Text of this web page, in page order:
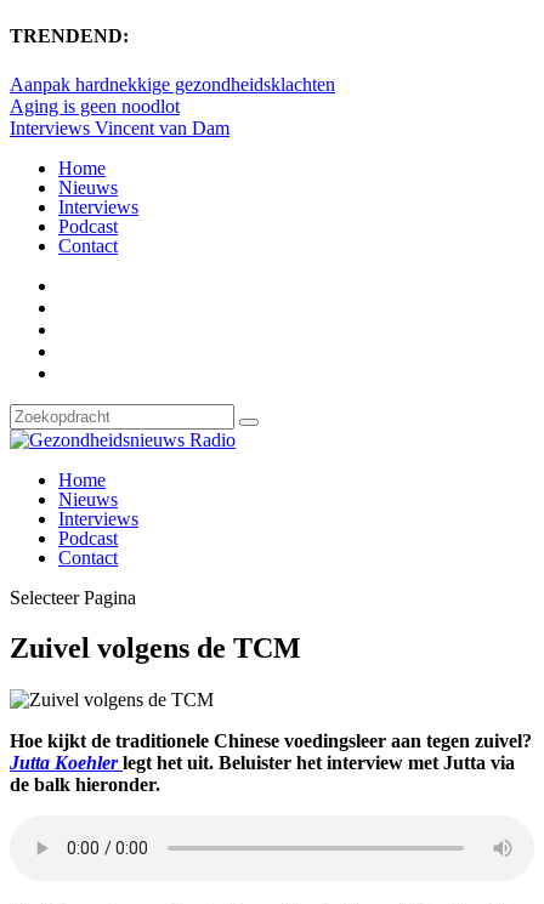
TRENDEND:
Aanpak hardnekkige gezondheidsklachten
Aging is geen noodlot
Interviews Vincent van Dam
Home
Nieuws
Interviews
Podcast
Contact
Home
Nieuws
Interviews
Podcast
Contact
Selecteer Pagina
Zuivel volgens de TCM
Hoe kijkt de traditionele Chinese voedingsleer aan tegen zuivel?
Jutta Koehlerlegt het uit. Beluister het interview met Jutta via
de balk hieronder.